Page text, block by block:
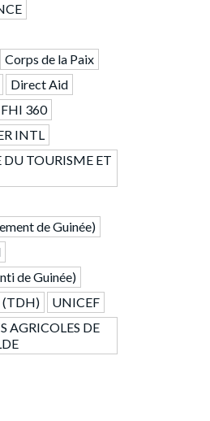
Corps de la Paix
Direct Aid
FHI 360
INTL
DU TOURISME ET
de Guinée)
de Guinée)
(TDH)
UNICEF
AGRICOLES DE